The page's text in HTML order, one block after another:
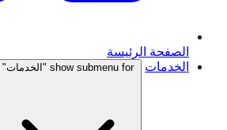
الصفحة الرئيسة
الخدمات
show submenu for "الخدمات"